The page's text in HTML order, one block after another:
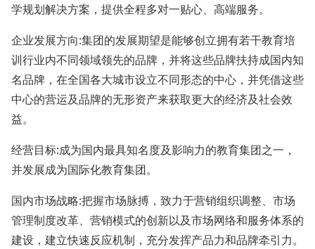
学规划解决方案，提供全程多对一贴心、高端服务。
企业发展方向:集团的发展期望是能够创立拥有若干教育培
训行业内不同领域领先的品牌，并将这些品牌扶持成国内知
名品牌，在全国各大城市设立不同形态的中心，并凭借这些
中心的营运及品牌的无形资产来获取更大的经济及社会效
益。
经营目标:成为国内最具知名度及影响力的教育集团之一，
并发展成为国际化教育集团。
国内市场战略:把握市场脉搏，致力于营销组织调整、市场
管理制度改革、营销模式的创新以及市场网络和服务体系的
建设，建立快速反应机制，充分发挥产品力和品牌牵引力。